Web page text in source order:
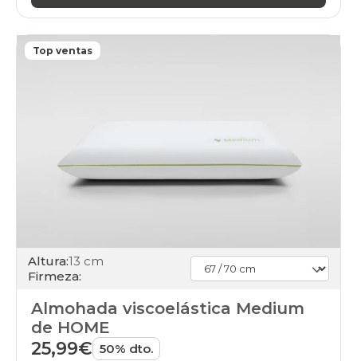
Top ventas
Altura:13 cm
Firmeza:
Almohada viscoelástica Medium
de HOME
25,99€ 50% dto.